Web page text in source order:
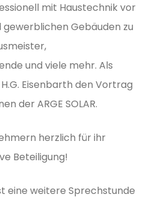
mit Haustechnik vor
Gebäuden zu
und viele mehr. Als
Eisenbarth den Vortrag
der ARGE SOLAR.
herzlich für ihr
Beteiligung!
eine weitere Sprechstunde